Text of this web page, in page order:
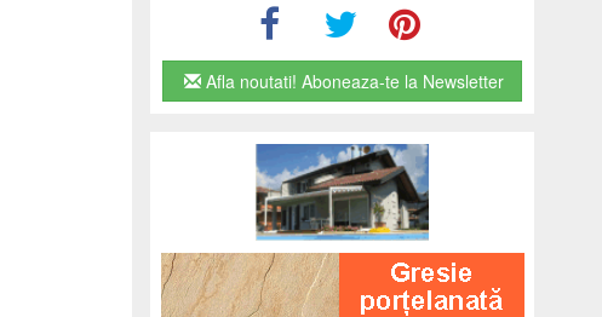
Afla noutati! Aboneaza-te la Newsletter